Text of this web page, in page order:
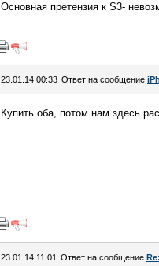
Основная претензия к S3-
23.01.14 00:33 Ответ на сообщение
Купить оба, потом нам здесь
23.01.14 11:01 Ответ на сообщение